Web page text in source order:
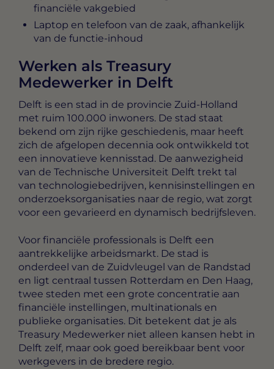
financiële vakgebied
Laptop en telefoon van de zaak, afhankelijk
van de functie-inhoud
Werken als Treasury
Medewerker in Delft
Delft is een stad in de provincie Zuid-Holland
met ruim 100.000 inwoners. De stad staat
bekend om zijn rijke geschiedenis, maar heeft
zich de afgelopen decennia ook ontwikkeld tot
een innovatieve kennisstad. De aanwezigheid
van de Technische Universiteit Delft trekt tal
van technologiebedrijven, kennisinstellingen en
onderzoeksorganisaties naar de regio, wat zorgt
voor een gevarieerd en dynamisch bedrijfsleven.
Voor financiële professionals is Delft een
aantrekkelijke arbeidsmarkt. De stad is
onderdeel van de Zuidvleugel van de Randstad
en ligt centraal tussen Rotterdam en Den Haag,
twee steden met een grote concentratie aan
financiële instellingen, multinationals en
publieke organisaties. Dit betekent dat je als
Treasury Medewerker niet alleen kansen hebt in
Delft zelf, maar ook goed bereikbaar bent voor
werkgevers in de bredere regio.